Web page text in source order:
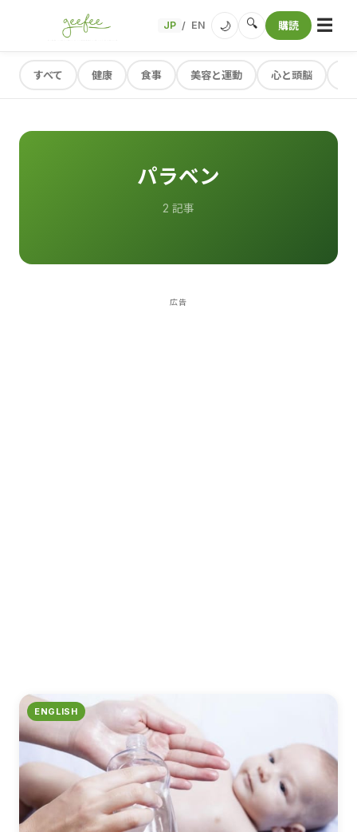
JP / EN 🌙 🔍 購読 ☰
すべて 健康 食事 美容と運動 心と頭脳
パラベン
2 記事
広告
ENGLISH